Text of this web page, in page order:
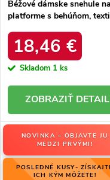
Béžové dámske snehule na
platforme s behúňom,
18,46 €
Skladom 1 ks
DETAIL
NOVINKA – OBJAVTE JU
MEDZI PRVÝMI!
POSLEDNÉ KUSY-
ICH KÝM MÔŽETE!